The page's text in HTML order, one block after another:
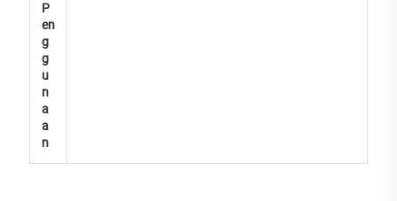
P
en
g
g
u
n
a
a
n